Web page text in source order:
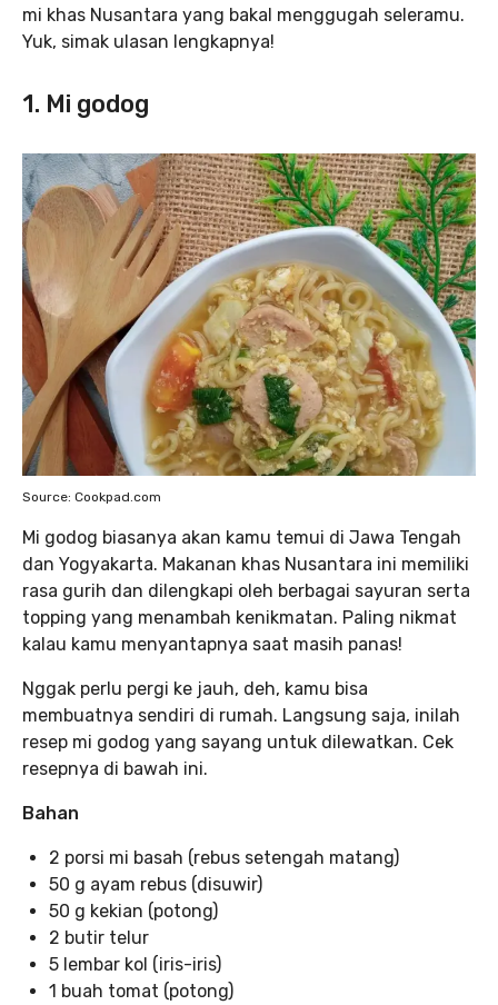
mi khas Nusantara yang bakal menggugah seleramu.
Yuk, simak ulasan lengkapnya!
1. Mi godog
Source: Cookpad.com
Mi godog biasanya akan kamu temui di Jawa Tengah
dan Yogyakarta. Makanan khas Nusantara ini memiliki
rasa gurih dan dilengkapi oleh berbagai sayuran serta
topping yang menambah kenikmatan. Paling nikmat
kalau kamu menyantapnya saat masih panas!
Nggak perlu pergi ke jauh, deh, kamu bisa
membuatnya sendiri di rumah. Langsung saja, inilah
resep mi godog yang sayang untuk dilewatkan. Cek
resepnya di bawah ini.
Bahan
2 porsi mi basah (rebus setengah matang)
50 g ayam rebus (disuwir)
50 g kekian (potong)
2 butir telur
5 lembar kol (iris-iris)
1 buah tomat (potong)